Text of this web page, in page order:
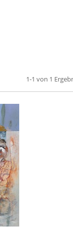
1-1 von 1